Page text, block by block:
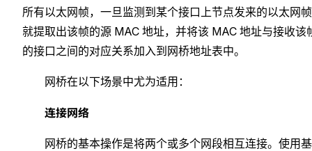
所有以太网帧，一旦监测到某个接口上节点发来的以太网
就提取出该帧的源 MAC 地址，并将该 MAC 地址与接收该
的接口之间的对应关系加入到网桥地址表中。
网桥在以下场景中尤为适用：
连接网络
网桥的基本操作是将两个或多个网段相互连接。使用